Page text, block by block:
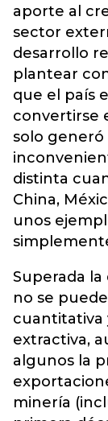
aporte al
sector
desarrollo
plantear
que el país
convertirse
solo generó
distinta
China,
unos
Superada la
no se
cuantitativa
extractiva,
algunos la
minería